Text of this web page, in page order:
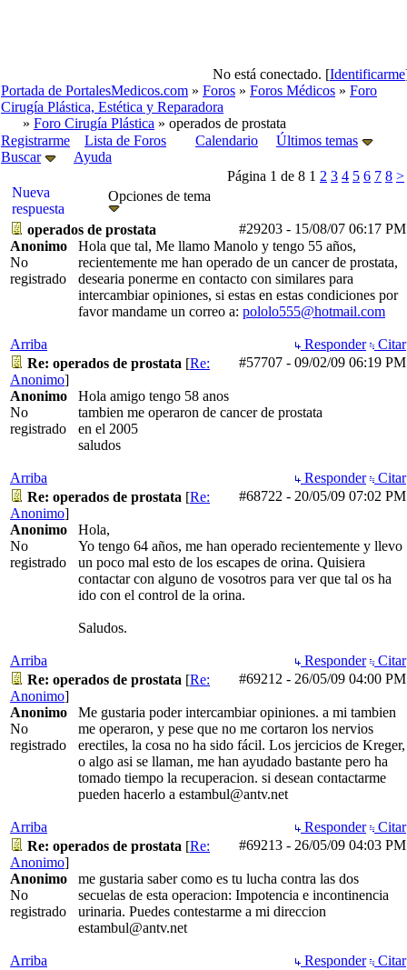
No está conectado. [Identificarme
Portada de PortalesMedicos.com » Foros » Foros Médicos » Foro
Cirugía Plástica, Estética y Reparadora
» Foro Cirugía Plástica » operados de prostata
Registrarme
Lista de Foros Calendario
Últimos temas
Buscar
Ayuda
Página 1 de 8 1 2 3 4 5 6 7 8 >
Nueva
respuesta
Opciones de tema
#29203 - 15/08/07 06:17 PM
operados de prostata
Anonimo
No
registrado
Hola que tal, Me llamo Manolo y tengo 55 años,
recientemente me han operado de un cancer de prostata,
desearia ponerme en contacto con similares para
intercambiar opiniones, si estas en estas condiciones por
favor mandame un correo a: pololo555@hotmail.com
Arriba Responder
Citar
#57707 - 09/02/09 06:19 PM
Re: operados de prostata [Re:
Anonimo]
Anonimo
No
registrado
Hola amigo tengo 58 anos
tambien me operaron de cancer de prostata
en el 2005
saludos
Arriba Responder
Citar
#68722 - 20/05/09 07:02 PM
Re: operados de prostata [Re:
Anonimo]
Anonimo
No
registrado
Hola,
Yo tengo 64 años, me han operado recientemente y llevo
un poco mal esto de los escapes de orina. Quisiera
contactar con alguno de vosotros para ver que tal os ha
ido con el control de la orina.
Saludos.
Arriba Responder
Citar
#69212 - 26/05/09 04:00 PM
Re: operados de prostata [Re:
Anonimo]
Anonimo
No
registrado
Me gustaria poder intercambiar opiniones. a mi tambien
me operaron, y pese que no me cortaron los nervios
erectiles, la cosa no ha sido fácil. Los jercicios de Kreger,
o algo asi se llaman, me han ayudado bastante pero ha
tomado tiempo la recuperacion. si desean contactarme
pueden hacerlo a estambul@antv.net
Arriba Responder
Citar
#69213 - 26/05/09 04:03 PM
Re: operados de prostata [Re:
Anonimo]
Anonimo
No
registrado
me gustaria saber como es tu lucha contra las dos
secuelas de esta operacion: Impotencia e incontinencia
urinaria. Puedes contestarme a mi direccion
estambul@antv.net
Arriba Responder
Citar